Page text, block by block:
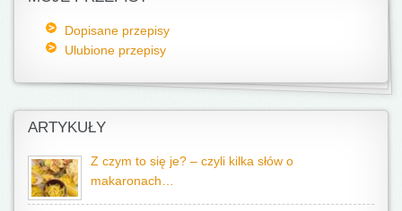
Dopisane przepisy
Ulubione przepisy
ARTYKUŁY
Z czym to się je? – czyli kilka słów o
makaronach…